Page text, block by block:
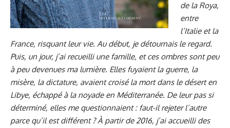
de la Roya,
entre
l’Italie et la
France, risquant leur vie. Au début, je détournais le regard.
Puis, un jour, j’ai recueilli une famille, et ces ombres sont peu
à peu devenues ma lumière. Elles fuyaient la guerre, la
misère, la dictature, avaient croisé la mort dans le désert en
Libye, échappé à la noyade en Méditerranée. De leur pas si
déterminé, elles me questionnaient : faut-il rejeter l’autre
parce qu’il est différent ? À partir de 2016, j’ai accueilli des